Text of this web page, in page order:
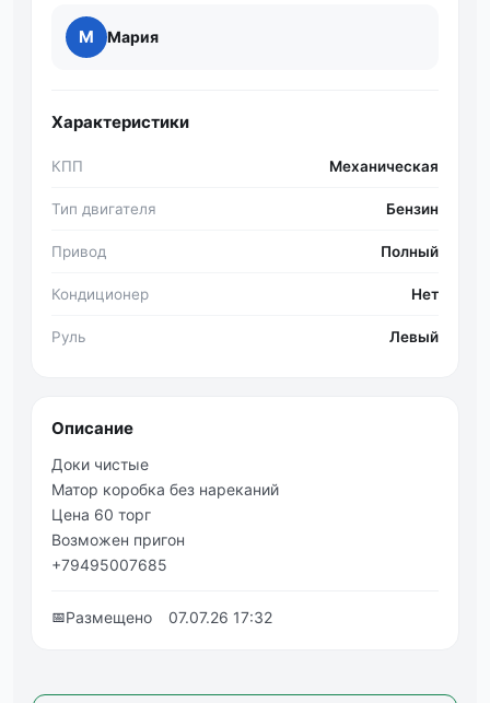
М Мария
Характеристики
КПП Механическая
Тип двигателя Бензин
Привод Полный
Кондиционер Нет
Руль Левый
Описание
Доки чистые
Матор коробка без нареканий
Цена 60 торг
Возможен пригон
+79495007685
📅Размещено 07.07.26 17:32